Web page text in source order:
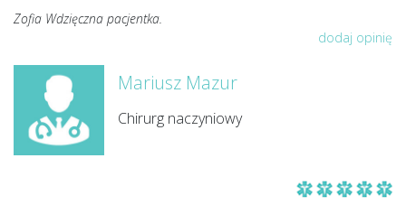
Zofia Wdzięczna pacjentka.
dodaj opinię
Mariusz Mazur
Chirurg naczyniowy